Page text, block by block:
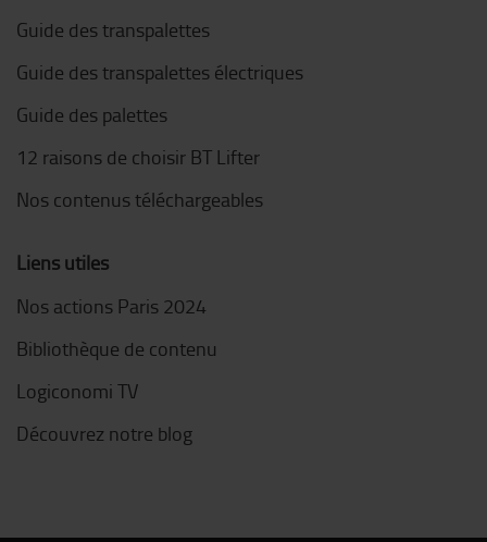
Guide des transpalettes
Guide des transpalettes électriques
Guide des palettes
12 raisons de choisir BT Lifter
Nos contenus téléchargeables
Liens utiles
Nos actions Paris 2024
Bibliothèque de contenu
Logiconomi TV
Découvrez notre blog